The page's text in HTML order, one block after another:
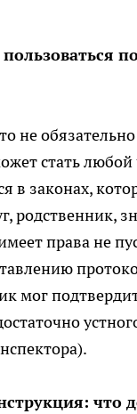
не обязательно
стать любой
в законах,
родственник,
права не
мог
что